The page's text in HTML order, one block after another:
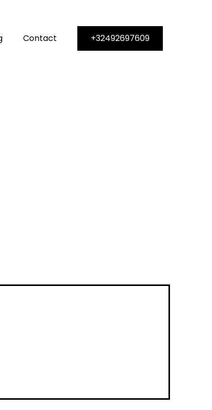
Contact +32492697609